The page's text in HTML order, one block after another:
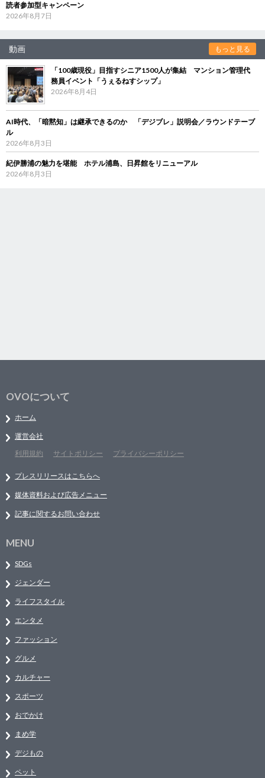
読者参加型キャンペーン
2026年8月7日
動画 もっと見る
「100歳現役」目指すシニア1500人が集結 マンション管理代
務員イベント「うぇるねすシップ」
2026年8月4日
AI時代、「暗黙知」は継承できるのか 「デジブレ」説明会／ラウンドテーブ
ル
2026年8月3日
紀伊勝浦の魅力を堪能 ホテル浦島、日昇館をリニューアル
2026年8月3日
OVOについて
ホーム
運営会社
利用規約
サイトポリシー プライバシーポリシー
プレスリリースはこちらへ
媒体資料および広告メニュー
記事に関するお問い合わせ
MENU
SDGs
ジェンダー
ライフスタイル
エンタメ
ファッション
グルメ
カルチャー
スポーツ
おでかけ
まめ学
デジもの
ペット